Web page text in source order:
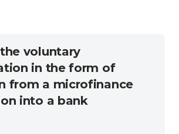
voluntary
in the form of
from a microfinance
into a bank